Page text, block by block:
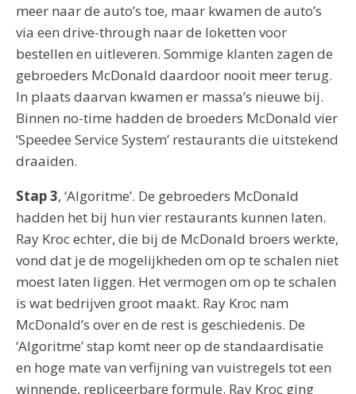
meer naar de auto’s toe, maar kwamen de auto’s
via een drive-through naar de loketten voor
bestellen en uitleveren. Sommige klanten zagen de
gebroeders McDonald daardoor nooit meer terug.
In plaats daarvan kwamen er massa’s nieuwe bij.
Binnen no-time hadden de broeders McDonald vier
‘Speedee Service System’ restaurants die uitstekend
draaiden.
Stap 3, ‘Algoritme’. De gebroeders McDonald
hadden het bij hun vier restaurants kunnen laten.
Ray Kroc echter, die bij de McDonald broers werkte,
vond dat je de mogelijkheden om op te schalen niet
moest laten liggen. Het vermogen om op te schalen
is wat bedrijven groot maakt. Ray Kroc nam
McDonald’s over en de rest is geschiedenis. De
‘Algoritme’ stap komt neer op de standaardisatie
en hoge mate van verfijning van vuistregels tot een
winnende, repliceerbare formule. Ray Kroc ging